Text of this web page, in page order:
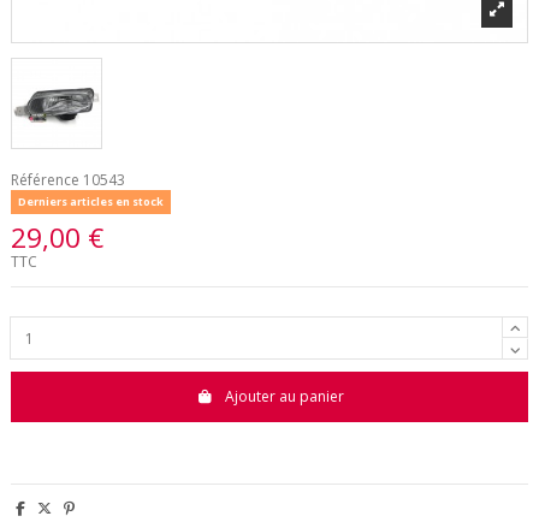
Référence 10543
Derniers articles en stock
29,00 €
TTC
Ajouter au panier